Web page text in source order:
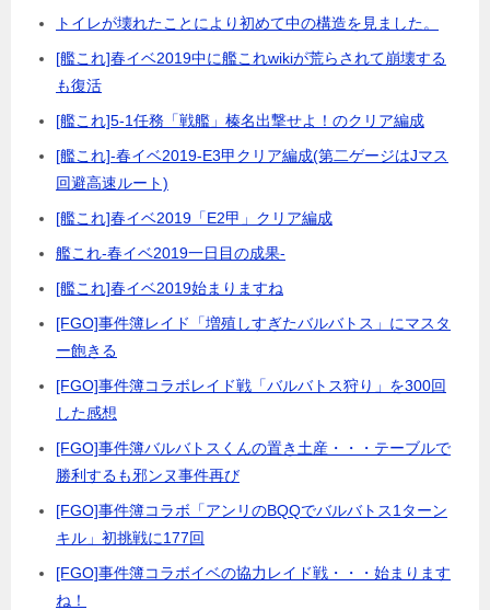
トイレが壊れたことにより初めて中の構造を見ました。
[艦これ]春イベ2019中に艦これwikiが荒らされて崩壊する
も復活
[艦これ]5-1任務「戦艦」榛名出撃せよ！のクリア編成
[艦これ]-春イベ2019-E3甲クリア編成(第二ゲージはJマス
回避高速ルート)
[艦これ]春イベ2019「E2甲」クリア編成
艦これ-春イベ2019一日目の成果-
[艦これ]春イベ2019始まりますね
[FGO]事件簿レイド「増殖しすぎたバルバトス」にマスタ
ー飽きる
[FGO]事件簿コラボレイド戦「バルバトス狩り」を300回
した感想
[FGO]事件簿バルバトスくんの置き土産・・・テーブルで
勝利するも邪ンヌ事件再び
[FGO]事件簿コラボ「アンリのBQQでバルバトス1ターン
キル」初挑戦に177回
[FGO]事件簿コラボイベの協力レイド戦・・・始まります
ね！